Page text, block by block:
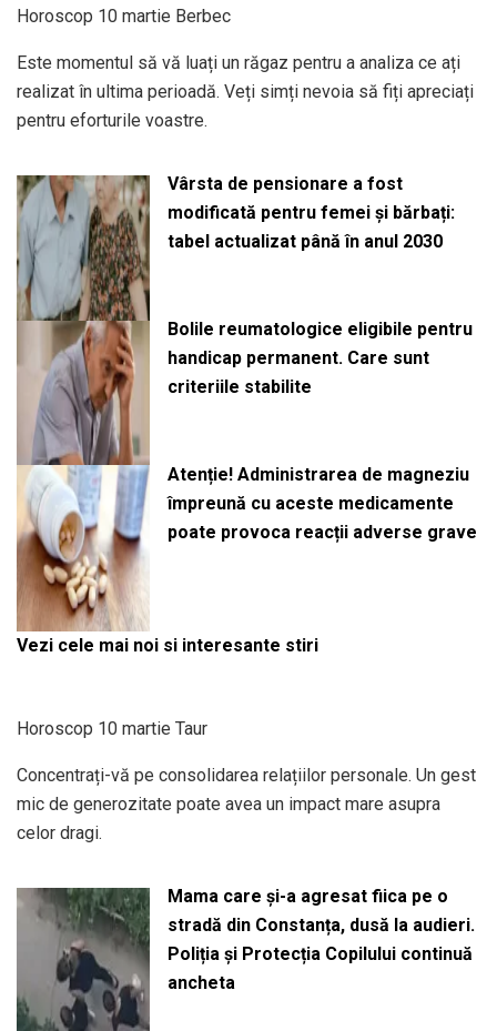
Horoscop 10 martie Berbec
Este momentul să vă luați un răgaz pentru a analiza ce ați
realizat în ultima perioadă. Veți simți nevoia să fiți apreciați
pentru eforturile voastre.
Vârsta de pensionare a fost
modificată pentru femei și bărbați:
tabel actualizat până în anul 2030
Bolile reumatologice eligibile pentru
handicap permanent. Care sunt
criteriile stabilite
Atenție! Administrarea de magneziu
împreună cu aceste medicamente
poate provoca reacții adverse grave
Vezi cele mai noi si interesante stiri
Horoscop 10 martie Taur
Concentrați-vă pe consolidarea relațiilor personale. Un gest
mic de generozitate poate avea un impact mare asupra
celor dragi.
Mama care și-a agresat fiica pe o
stradă din Constanța, dusă la audieri.
Poliția și Protecția Copilului continuă
ancheta